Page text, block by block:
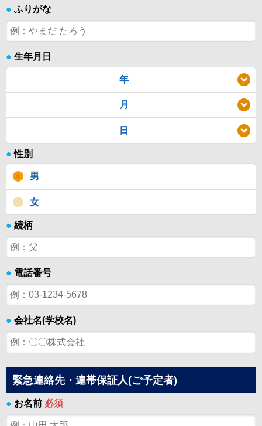
● ふりがな
● 生年月日
年
月
日
● 性別
男
女
● 続柄
● 電話番号
● 会社名(学校名)
緊急連絡先・連帯保証人(ご予定者)
● お名前 必須